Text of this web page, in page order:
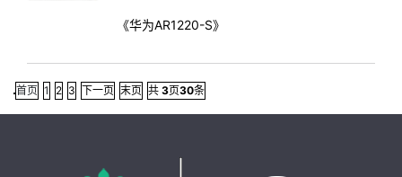
《华为AR1220-S》
首页 1 2 3 下一页 末页 共 3页30条